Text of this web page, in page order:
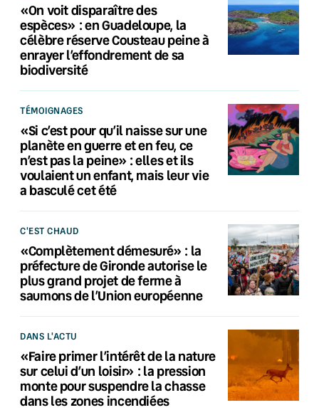
«On voit disparaître des
espèces» : en Guadeloupe, la
célèbre réserve Cousteau peine à
enrayer l’effondrement de sa
biodiversité
TÉMOIGNAGES
«Si c’est pour qu’il naisse sur une
planète en guerre et en feu, ce
n’est pas la peine» : elles et ils
voulaient un enfant, mais leur vie
a basculé cet été
C'EST CHAUD
«Complètement démesuré» : la
préfecture de Gironde autorise le
plus grand projet de ferme à
saumons de l’Union européenne
DANS L'ACTU
«Faire primer l’intérêt de la nature
sur celui d’un loisir» : la pression
monte pour suspendre la chasse
dans les zones incendiées